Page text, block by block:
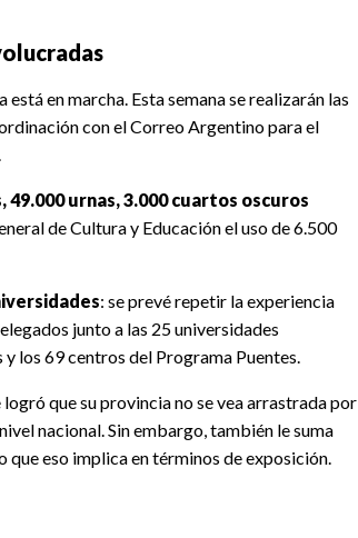
en marcha. Esta semana se realizarán las
con el Correo Argentino para el
urnas, 3.000 cuartos oscuros
de Cultura y Educación el uso de 6.500
: se prevé repetir la experiencia
junto a las 25 universidades
los 69 centros del Programa Puentes.
que su provincia no se vea arrastrada por
nacional. Sin embargo, también le suma
eso implica en términos de exposición.